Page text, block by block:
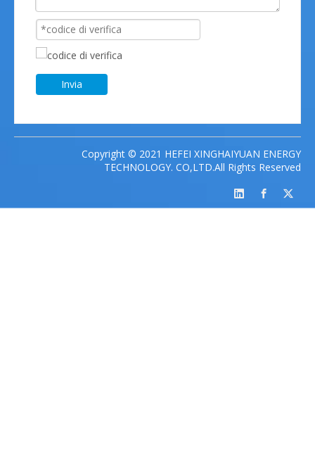
Invia
Copyright © 2021 HEFEI XINGHAIYUAN ENERGY
TECHNOLOGY. CO,LTD.All Rights Reserved